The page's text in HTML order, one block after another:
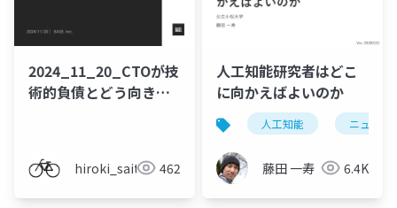
2024_11_20_CTOが技
術的負債とどう向き合
hiroki_saito 462
人工知能研究者はどこ
に向かえばよいのか
人工知能 ニューラ
藤田 一寿 6.4K